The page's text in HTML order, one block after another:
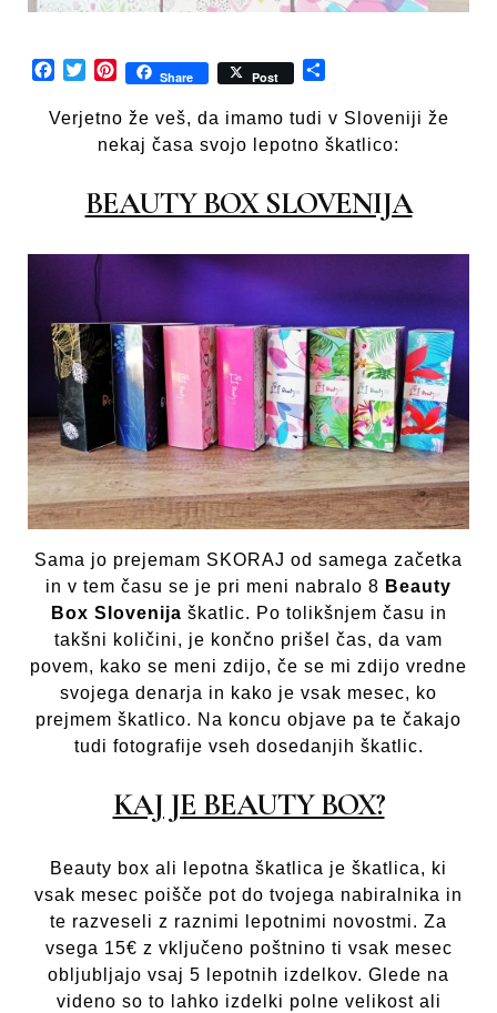
Facebook
TwitterPinterest
Share Post
Verjetno že veš, da imamo tudi v Sloveniji že
nekaj časa svojo lepotno škatlico:
BEAUTY BOX SLOVENIJA
Sama jo prejemam SKORAJ od samega začetka
in v tem času se je pri meni nabralo 8 Beauty
Box Slovenija škatlic. Po tolikšnjem času in
takšni količini, je končno prišel čas, da vam
povem, kako se meni zdijo, če se mi zdijo vredne
svojega denarja in kako je vsak mesec, ko
prejmem škatlico. Na koncu objave pa te čakajo
tudi fotografije vseh dosedanjih škatlic.
KAJ JE BEAUTY BOX?
Beauty box ali lepotna škatlica je škatlica, ki
vsak mesec poišče pot do tvojega nabiralnika in
te razveseli z raznimi lepotnimi novostmi. Za
vsega 15€ z vključeno poštnino ti vsak mesec
obljubljajo vsaj 5 lepotnih izdelkov. Glede na
videno so to lahko izdelki polne velikost ali